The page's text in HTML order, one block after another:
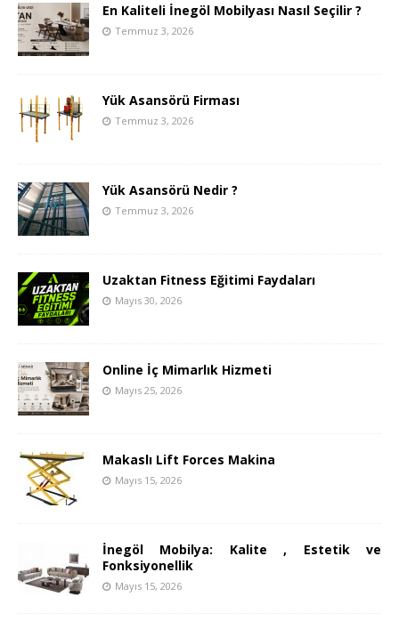
En Kaliteli İnegöl Mobilyası Nasıl Seçilir ?
Temmuz 3, 2026
Yük Asansörü Firması
Temmuz 3, 2026
Yük Asansörü Nedir ?
Temmuz 3, 2026
Uzaktan Fitness Eğitimi Faydaları
Mayıs 30, 2026
Online İç Mimarlık Hizmeti
Mayıs 25, 2026
Makaslı Lift Forces Makina
Mayıs 15, 2026
İnegöl Mobilya: Kalite , Estetik ve
Fonksiyonellik
Mayıs 15, 2026